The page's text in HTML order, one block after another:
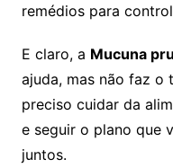
remédios para
E claro, a Mucuna
ajuda, mas não faz o
preciso cuidar da
e seguir o plano que
juntos.